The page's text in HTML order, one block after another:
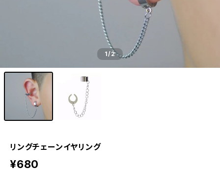
1/2
リングチェーンイヤリング
¥680